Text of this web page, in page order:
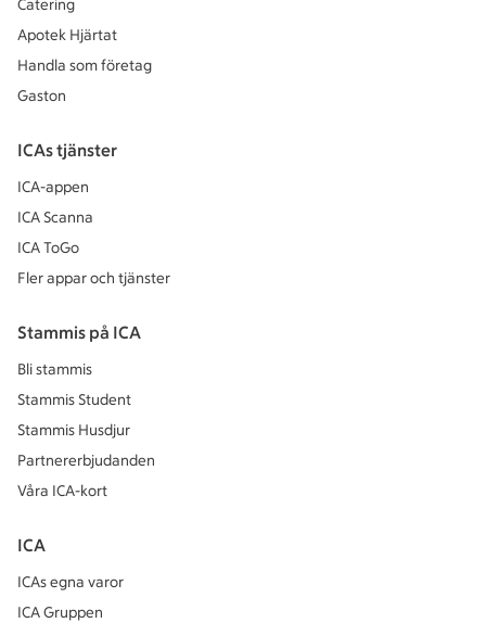
Catering
Apotek Hjärtat
Handla som företag
Gaston
ICAs tjänster
ICA-appen
ICA Scanna
ICA ToGo
Fler appar och tjänster
Stammis på ICA
Bli stammis
Stammis Student
Stammis Husdjur
Partnererbjudanden
Våra ICA-kort
ICA
ICAs egna varor
ICA Gruppen